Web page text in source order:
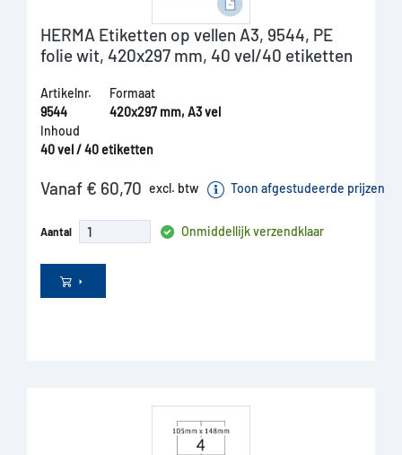
HERMA Etiketten op vellen A3, 9544, PE
folie wit, 420x297 mm, 40 vel/40 etiketten
Artikelnr.
9544
Formaat
420x297 mm, A3 vel
Inhoud
40 vel / 40 etiketten
Vanaf € 60,70 excl. btw Toon afgestudeerde prijzen
Aantal Onmiddellijk verzendklaar